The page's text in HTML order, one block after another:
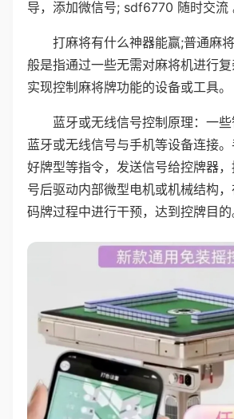
导，添加微信号; sdf6770 随时交流
打麻将有什么神器能赢;普通麻
般是指通过一些无需对麻将机进行
实现控制麻将牌功能的设备或工具。
蓝牙或无线信号控制原理：一
蓝牙或无线信号与手机等设备连接
好牌型等指令，发送信号给控牌器
号后驱动内部微型电机或机械结构，
码牌过程中进行干预，达到控牌目的